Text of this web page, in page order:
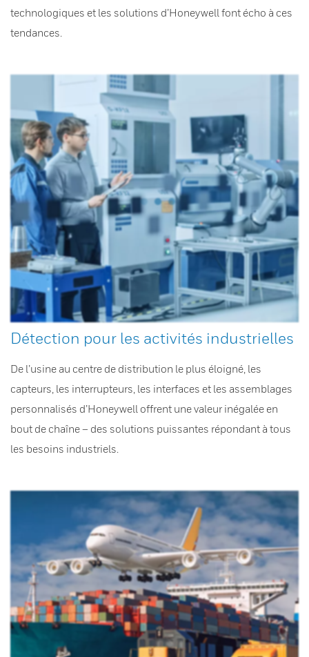
technologiques et les solutions d’Honeywell font écho à ces
tendances.
Détection pour les activités industrielles
De l’usine au centre de distribution le plus éloigné, les
capteurs, les interrupteurs, les interfaces et les assemblages
personnalisés d’Honeywell offrent une valeur inégalée en
bout de chaîne – des solutions puissantes répondant à tous
les besoins industriels.